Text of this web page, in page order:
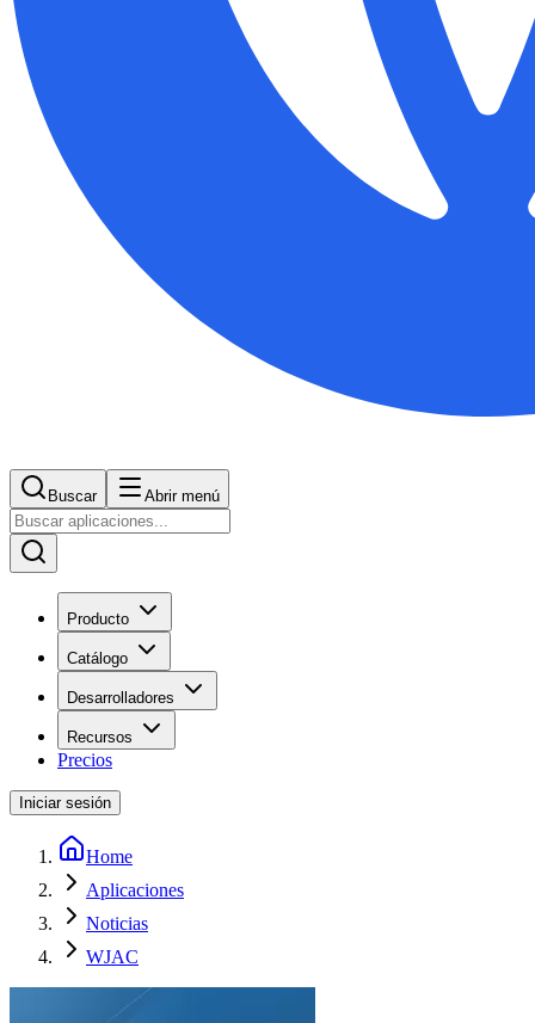
Buscar Abrir menú
Producto
Catálogo
Desarrolladores
Recursos
Precios
Iniciar sesión
Home
Aplicaciones
Noticias
WJAC